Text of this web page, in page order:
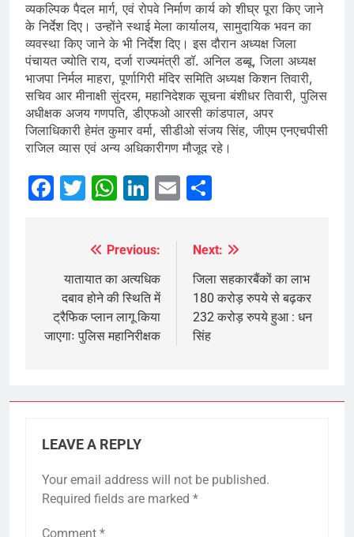
व्यकल्पिक पैदल मार्ग, एवं रोपवे निर्माण कार्य को शीघ्र पूरा किए जाने
के निर्देश दिए। उन्होंने स्थाई मेला कार्यालय, सामुदायिक भवन का
व्यवस्था किए जाने के भी निर्देश दिए। इस दौरान अध्यक्ष जिला
पंचायत ज्योति राय, दर्जा राज्यमंत्री डॉ. अनिल डब्बू, जिला अध्यक्ष
भाजपा निर्मल माहरा, पूर्णागिरी मंदिर समिति अध्यक्ष किशन तिवारी,
सचिव आर मीनाक्षी सुंदरम, महानिदेशक सूचना बंशीधर तिवारी, पुलिस
अधीक्षक अजय गणपति, डीएफओ आरसी कांडपाल, अपर
जिलाधिकारी हेमंत कुमार वर्मा, सीडीओ संजय सिंह, जीएम एनएचपीसी
राजिल व्यास एवं अन्य अधिकारीगण मौजूद रहे।
Facebook
Twitter
WhatsApp
LinkedIn
Email
navigation
Previous:
यातायात का अत्यधिक
दबाव होने की स्थिति में
ट्रैफिक प्लान लागू किया
जाएगाः पुलिस महानिरीक्षक
Next:
जिला सहकारबैंकों का लाभ
180 करोड़ रुपये से बढ़कर
232 करोड़ रुपये हुआ : धन
सिंह
LEAVE A REPLY
Your email address will not be published.
Required fields are marked *
Comment *